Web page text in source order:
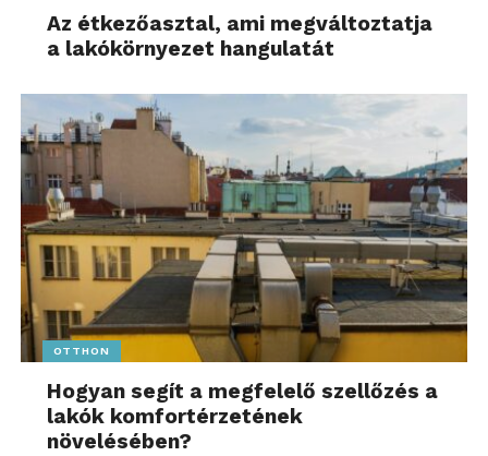
Az étkezőasztal, ami megváltoztatja
a lakókörnyezet hangulatát
OTTHON
Hogyan segít a megfelelő szellőzés a
lakók komfortérzetének
növelésében?